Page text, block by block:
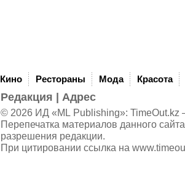
Кино Рестораны Мода Красота
Редакция Адрес
© 2026 ИД «ML Publishing»: TimeOut.kz
Перепечатка материалов данного
разрешения редакции.
При цитировании ссылка на